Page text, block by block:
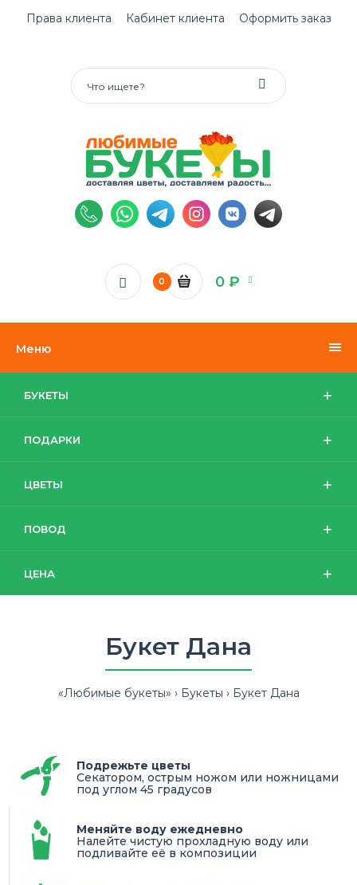
Права клиента Кабинет клиента Оформить заказ
0 0 ₽
Меню
БУКЕТЫ
ПОДАРКИ
ЦВЕТЫ
ПОВОД
ЦЕНА
Букет Дана
«Любимые букеты» Букеты Букет Дана
Подрежьте цветы
Секатором, острым ножом или ножницами
под углом 45 градусов
Меняйте воду ежедневно
Налейте чистую прохладную воду или
подливайте её в композиции